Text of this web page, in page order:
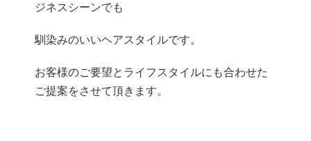
ジネスシーンでも
馴 染みのいいヘアスタイルです。
お客様のご要望とライフスタイルにも合わせた
ご提案をさせて頂き ます。